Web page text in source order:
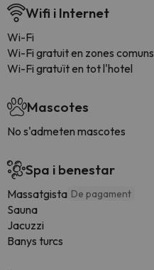
Wifi i Internet
Wi-Fi
Wi-Fi gratuit en zones comuns
Wi-Fi gratuït en tot l'hotel
Mascotes
No s'admeten mascotes
Spa i benestar
Massatgista De pagament
Sauna
Jacuzzi
Banys turcs